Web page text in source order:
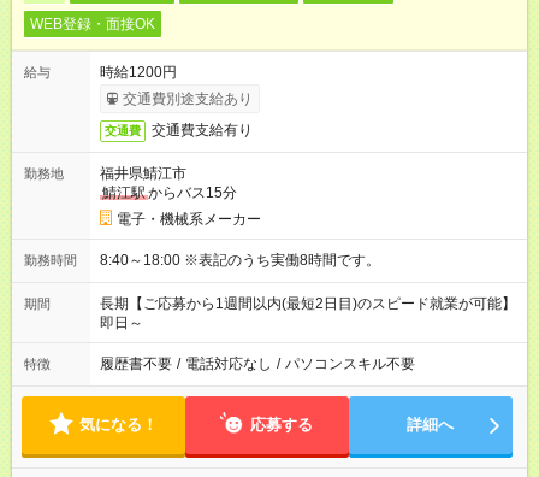
WEB登録・面接OK
給与
時給1200円
交通費別途支給あり
交通費 交通費支給有り
勤務地
福井県鯖江市
鯖江駅からバス15分
電子・機械系メーカー
勤務時間 8:40～18:00 ※表記のうち実働8時間です。
期間
長期【ご応募から1週間以内(最短2日目)のスピード就業が可能】
即日～
特徴 履歴書不要 / 電話対応なし / パソコンスキル不要
気になる！ 応募する 詳細へ